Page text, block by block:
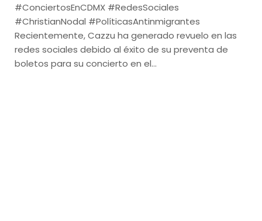
#ConciertosEnCDMX #RedesSociales
#ChristianNodal #PolíticasAntinmigrantes
Recientemente, Cazzu ha generado revuelo en las
redes sociales debido al éxito de su preventa de
boletos para su concierto en el…